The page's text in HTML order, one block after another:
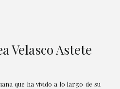
Velasco Astete
que ha vivido a lo largo de su